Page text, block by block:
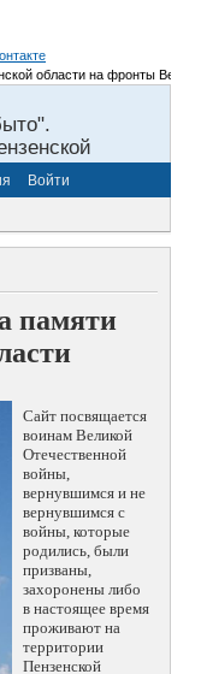
области на фронты
Войти
памяти
Сайт посвящается
воинам Великой
Отечественной
войны,
вернувшимся и не
вернувшимся с
войны, которые
родились, были
призваны,
захоронены либо
в настоящее время
проживают на
территории
Пензенской